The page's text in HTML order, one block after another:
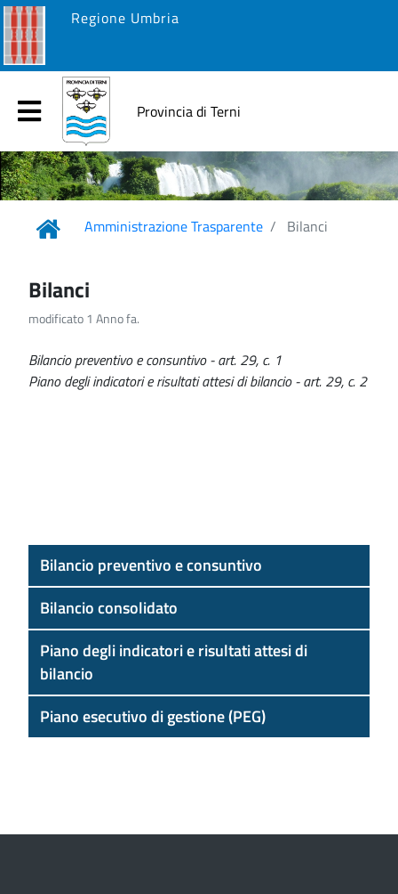
Regione Umbria
Provincia di Terni
Amministrazione Trasparente Bilanci
Bilanci
modificato 1 Anno fa.
Bilancio preventivo e consuntivo - art. 29, c. 1
Piano degli indicatori e risultati attesi di bilancio - art. 29, c. 2
Bilancio preventivo e consuntivo
Bilancio consolidato
Piano degli indicatori e risultati attesi di
bilancio
Piano esecutivo di gestione (PEG)